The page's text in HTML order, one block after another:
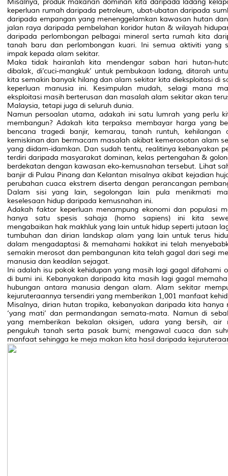
keperluan rumah daripada petroleum, ubat-ubatan daripada
daripada empangan yang menenggelamkan kawasan hutan
jalan raya daripada pembelahan koridor hutan & wilayah
daripada perlombongan pelbagai mineral serta rumah kita
tanah baru dan perlombongan kuari. Ini semua aktiviti yang
impak kepada alam sekitar.
Maka tidak hairanlah kita mendengar saban hari hutan-
dibalak, di’cuci-mangkuk’ untuk pembukaan ladang, ditarah
kita semakin banyak hilang dan alam sekitar kita dieksploitasi di
keperluan manusia ini. Kesimpulan mudah, selagi mana
eksploitasi masih berterusan dan masalah alam sekitar akan
Malaysia, tetapi juga di seluruh dunia.
Namun persoalan utama, adakah ini satu lumrah yang perlu
membangun? Adakah kita terpaksa membayar harga yang
bencana tragedi banjir, kemarau, tanah runtuh, kehilangan
kemiskinan dan bermacam masalah akibat kemerosotan alam
yang diidam-idamkan. Dan sudah tentu, realitinya kebanyakan
terdiri daripada masyarakat dominan, kelas pertengahan &
berdekatan dengan kawasan eko-kemusnahan tersebut. Lihat
banjir di Pulau Pinang dan Kelantan misalnya akibat kejadian
perubahan cuaca ekstrem diserta dengan perancangan
Dalam sisi yang lain, segolongan lain pula menikmati
keselesaan hidup daripada kemusnahan ini.
Adakah faktor keperluan menampung ekonomi dan populasi
hanya satu spesis sahaja (homo sapiens)ini kita
mengabaikan hak makhluk yang lain untuk hidup seperti jutaan
tumbuhan dan dirian landskap alam yang lain untuk terus
dalam mengadaptasi & memahami hakikat ini telah
semakin merosot dan pembangunan kita telah gagal dari segi
manusia dan keadilan sejagat.
Ini adalah isu pokok kehidupan yang masih lagi gagal difahami
di bumi ini. Kebanyakan daripada kita masih lagi gagal
hubungan antara manusia dengan alam. Alam sekitar
kejuruteraannya tersendiri yang memberikan 1,001 manfaat
Misalnya, dirian hutan tropika, kebanyakan daripada kita hanya
‘yang mati’ dan permandangan semata-mata. Namun di
yang memberikan bekalan oksigen, udara yang bersih, air
pengukuh tanah serta pasak bumi; mengawal cuaca dan
manfaat sehingga ke meja makan kita hasil daripada